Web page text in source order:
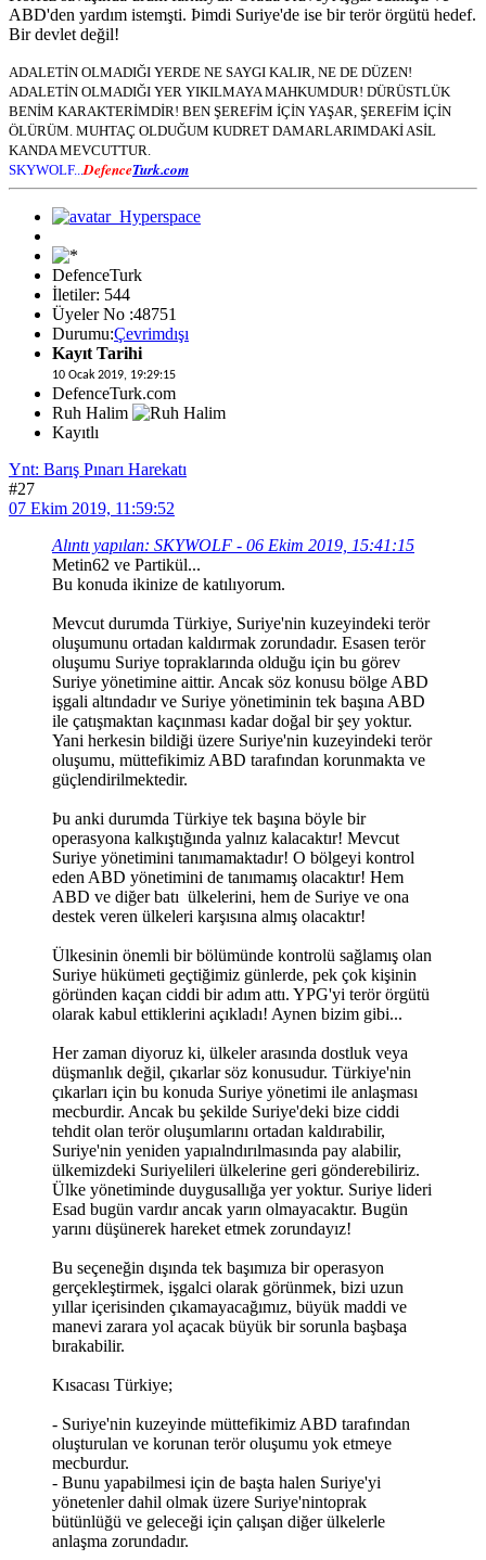
ABD'den yardım istemşti. Þimdi Suriye'de ise bir terör örgütü hedef.
Bir devlet değil!
ADALETİN OLMADIĞI YERDE NE SAYGI KALIR, NE DE DÜZEN!
ADALETİN OLMADIĞI YER YIKILMAYA MAHKUMDUR! DÜRÜSTLÜK
BENİM KARAKTERİMDİR! BEN ŞEREFİM İÇİN YAŞAR, ŞEREFİM İÇİN
ÖLÜRÜM. MUHTAÇ OLDUĞUM KUDRET DAMARLARIMDAKİ ASİL
KANDA MEVCUTTUR.
SKYWOLF...DefenceTurk.com
DefenceTurk
İletiler: 544
Üyeler No :48751
Durumu:Çevrimdışı
Kayıt Tarihi
10 Ocak 2019, 19:29:15
DefenceTurk.com
Ruh Halim
Kayıtlı
Ynt: Barış Pınarı Harekatı
#27
07 Ekim 2019, 11:59:52
Alıntı yapılan: SKYWOLF - 06 Ekim 2019, 15:41:15
Metin62 ve Partikül...
Bu konuda ikinize de katılıyorum.
Mevcut durumda Türkiye, Suriye'nin kuzeyindeki terör
oluşumunu ortadan kaldırmak zorundadır. Esasen terör
oluşumu Suriye topraklarında olduğu için bu görev
Suriye yönetimine aittir. Ancak söz konusu bölge ABD
işgali altındadır ve Suriye yönetiminin tek başına ABD
ile çatışmaktan kaçınması kadar doğal bir şey yoktur.
Yani herkesin bildiği üzere Suriye'nin kuzeyindeki terör
oluşumu, müttefikimiz ABD tarafından korunmakta ve
güçlendirilmektedir.
Þu anki durumda Türkiye tek başına böyle bir
operasyona kalkıştığında yalnız kalacaktır! Mevcut
Suriye yönetimini tanımamaktadır! O bölgeyi kontrol
eden ABD yönetimini de tanımamış olacaktır! Hem
ABD ve diğer batı ülkelerini, hem de Suriye ve ona
destek veren ülkeleri karşısına almış olacaktır!
Ülkesinin önemli bir bölümünde kontrolü sağlamış olan
Suriye hükümeti geçtiğimiz günlerde, pek çok kişinin
göründen kaçan ciddi bir adım attı. YPG'yi terör örgütü
olarak kabul ettiklerini açıkladı! Aynen bizim gibi...
Her zaman diyoruz ki, ülkeler arasında dostluk veya
düşmanlık değil, çıkarlar söz konusudur. Türkiye'nin
çıkarları için bu konuda Suriye yönetimi ile anlaşması
mecburdir. Ancak bu şekilde Suriye'deki bize ciddi
tehdit olan terör oluşumlarını ortadan kaldırabilir,
Suriye'nin yeniden yapıalndırılmasında pay alabilir,
ülkemizdeki Suriyelileri ülkelerine geri gönderebiliriz.
Ülke yönetiminde duygusallığa yer yoktur. Suriye lideri
Esad bugün vardır ancak yarın olmayacaktır. Bugün
yarını düşünerek hareket etmek zorundayız!
Bu seçeneğin dışında tek başımıza bir operasyon
gerçekleştirmek, işgalci olarak görünmek, bizi uzun
yıllar içerisinden çıkamayacağımız, büyük maddi ve
manevi zarara yol açacak büyük bir sorunla başbaşa
bırakabilir.
Kısacası Türkiye;
- Suriye'nin kuzeyinde müttefikimiz ABD tarafından
oluşturulan ve korunan terör oluşumu yok etmeye
mecburdur.
- Bunu yapabilmesi için de başta halen Suriye'yi
yönetenler dahil olmak üzere Suriye'nintoprak
bütünlüğü ve geleceği için çalışan diğer ülkelerle
anlaşma zorundadır.